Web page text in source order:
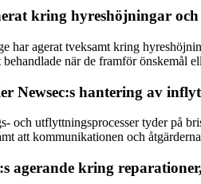
kring hyreshöjningar
har agerat tveksamt kring
när de framför önskemål
Newsec:s hantering av
och utflyttningsprocesser tyder på
att kommunikationen och
agerande kring